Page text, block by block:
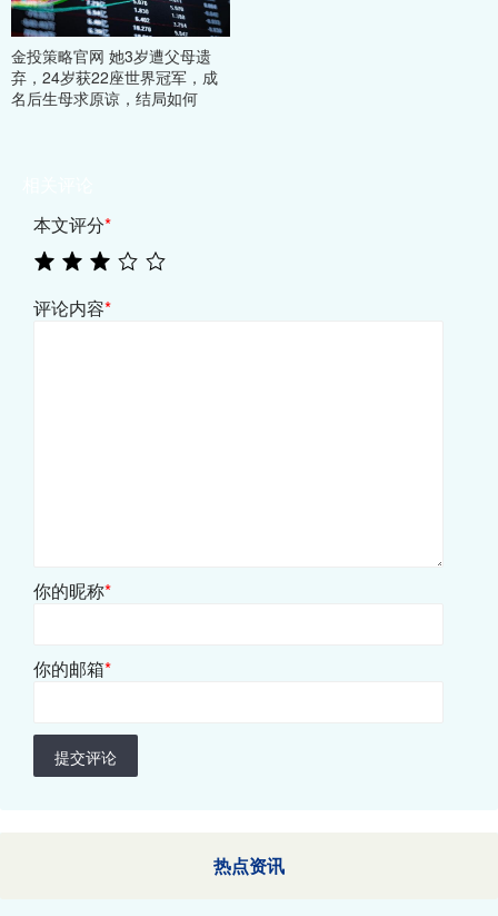
金投策略官网 她3岁遭父母遗
弃，24岁获22座世界冠军，成
名后生母求原谅，结局如何
本文评分*
评论内容*
你的昵称*
你的邮箱*
提交评论
热点资讯